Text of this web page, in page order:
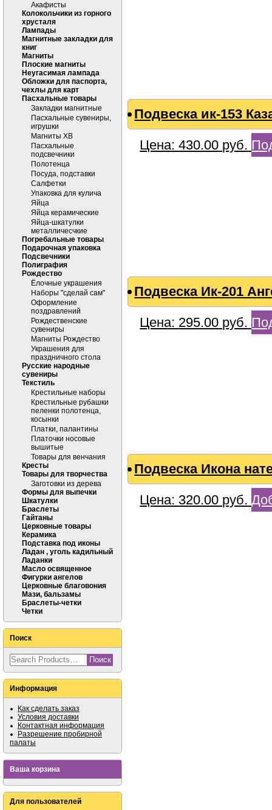
Акафисты
Колокольчики из горного
хрусталя
Лампады
Магнитные закладки для
книг
Магниты
Плоские магниты
Неугасимая лампада
Обложки для паспорта,
чехлы для карт
Пасхальные товары
Закладки магнитные
Пасхальные сувениры,
игрушки
Магниты ХВ
Пасхальные
подсвечники
Полотенца
Посуда, подставки
Салфетки
Упаковка для кулича
Яйца
Яйца керамические
Яйца-шкатулки
металличесчкие
Погребальные товары
Подарочная упаковка
Подсвечники
Полиграфия
Рождество
Ёлочные украшения
Наборы "сделай сам"
Оформление
поздравлений
Рождественские
сувениры
Магниты Рождество
Украшения для
праздничного стола
Русские народные
сувениры
Текстиль
Крестильные наборы
Крестильные рубашки
пеленки полотенца,
косынки
Платки, палантины
Платочки носовые
вышитые
Товары для венчания
Кресты
Товары для творчества
Заготовки из дерева
Формы для выпечки
Шкатулки
Браслеты
Гайтаны
Церковные товары
Керамика
Подставка под иконы
Ладан , уголь кадильный
Ладанки
Масло освященное
Фигурки ангелов
Церковные благовония
Мази, бальзамы
Браслеты-четки
Четки
Поиск
Информация
Как сделать заказ
Условия доставки
Контактная информация
Разрешение пробирной
палаты
Ваша корзина
Для пользователей
Подвеска ик-153
Цена:430.00 руб.
Подвеска Ик-201
Цена: 295.00 руб.
Подвеска Икона
Цена: 320.00 руб.